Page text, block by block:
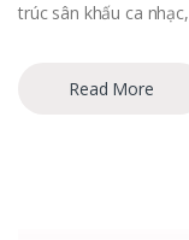
trúc sân khấu ca
Read More